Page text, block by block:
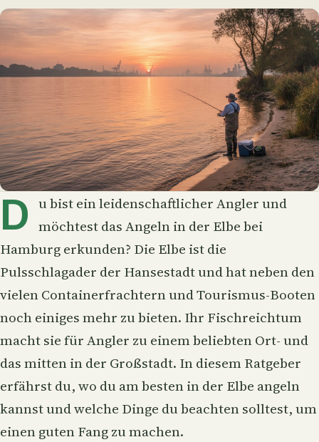
D u bist ein leidenschaftlicher Angler und
möchtest das Angeln in der Elbebei
Hamburg erkunden? Die Elbe ist die
Pulsschlagader der Hansestadt und hat neben den
vielen Containerfrachtern und Tourismus-Booten
noch einiges mehr zu bieten. Ihr Fischreichtum
macht sie für Angler zu einem beliebten Ort- und
das mitten in der Großstadt. In diesem Ratgeber
erfährst du, wo du am besten in der Elbe angeln
kannst und welche Dinge du beachten solltest, um
einen guten Fang zu machen.